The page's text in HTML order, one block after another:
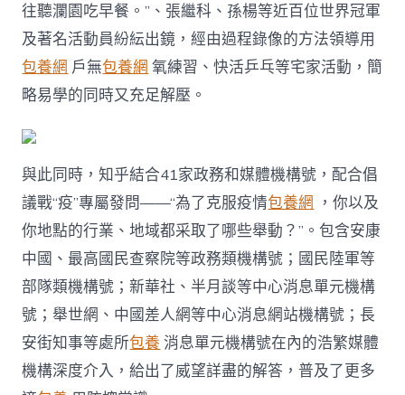
往聽瀾園吃早餐。”、張繼科、孫楊等近百位世界冠軍
及著名活動員紛紜出鏡，經由過程錄像的方法領導用
包養網 戶無包養網 氧練習、快活乒乓等宅家活動，簡
略易學的同時又充足解壓。
與此同時，知乎結合41家政務和媒體機構號，配合倡
議戰“疫”專屬發問——“為了克服疫情包養網 ，你以及
你地點的行業、地域都采取了哪些舉動？”。包含安康
中國、最高國民查察院等政務類機構號；國民陸軍等
部隊類機構號；新華社、半月談等中心消息單元機構
號；舉世網、中國差人網等中心消息網站機構號；長
安街知事等處所包養 消息單元機構號在內的浩繁媒體
機構深度介入，給出了威望詳盡的解答，普及了更多